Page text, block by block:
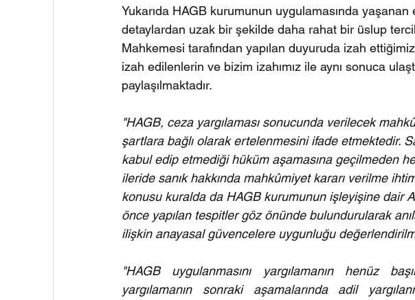
Yukarıda HAGB kurumunun uygulamasında yaşanan
detaylardan uzak bir şekilde daha rahat bir üslup
Mahkemesi tarafından yapılan duyuruda izah
izah edilenlerin ve bizim izahımız ile aynı sonuca
paylaşılmaktadır.
"HAGB, ceza yargılaması sonucunda verilecek
şartlara bağlı olarak ertelenmesini ifade etmektedir.
kabul edip etmediği hüküm aşamasına geçilmeden
ileride sanık hakkında mahkûmiyet kararı verilme
konusu kuralda da HAGB kurumunun işleyişine dair
önce yapılan tespitler göz önünde bulundurularak
ilişkin anayasal güvencelere uygunluğu
"HAGB uygulanmasını yargılamanın henüz
yargılamanın sonraki aşamalarında adil